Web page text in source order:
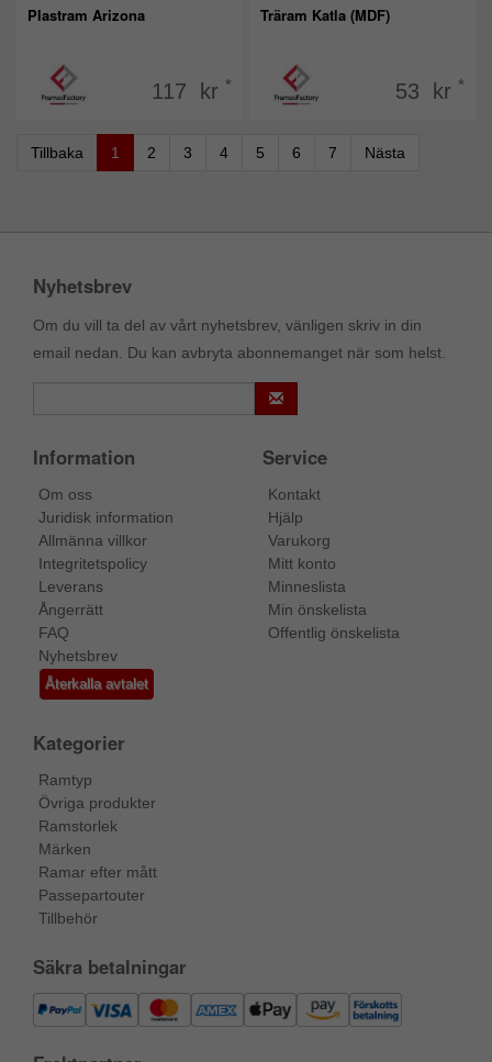
Plastram Arizona
117 kr *
Träram Katla (MDF)
53 kr *
Tillbaka 1 2 3 4 5 6 7 Nästa
Nyhetsbrev
Om du vill ta del av vårt nyhetsbrev, vänligen skriv in din
email nedan. Du kan avbryta abonnemanget när som helst.
Information
Om oss
Juridisk information
Allmänna villkor
Integritetspolicy
Leverans
Ångerrätt
FAQ
Nyhetsbrev
Återkalla avtalet
Service
Kontakt
Hjälp
Varukorg
Mitt konto
Minneslista
Min önskelista
Offentlig önskelista
Kategorier
Ramtyp
Övriga produkter
Ramstorlek
Märken
Ramar efter mått
Passepartouter
Tillbehör
Säkra betalningar